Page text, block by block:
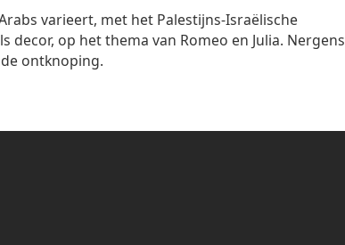
varieert, met het Palestijns-Israëlische
decor, op het thema van Romeo en Julia. Nergens
ontknoping.